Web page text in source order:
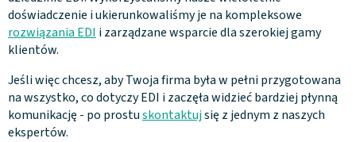
doświadczenie i ukierunkowaliśmy je na kompleksowe
rozwiązania EDI i zarządzane wsparcie dla szerokiej gamy
klientów.
Jeśli więc chcesz, aby Twoja firma była w pełni przygotowana
na wszystko, co dotyczy EDI i zaczęła widzieć bardziej płynną
komunikację - po prostuskontaktujsię z jednym z naszych
ekspertów.